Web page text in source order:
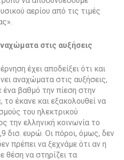
αερίου από τις τιμές
στις αυξήσεις
έχει αποδείξει ότι και
αναχώματα στις αυξήσεις,
βαθμό την πίεση στην
το έκανε και εξακολουθεί να
του ηλεκτρικού
την ελληνική κοινωνία το
δισ. ευρώ. Οι πόροι, όμως, δεν
πρέπει να ξεχνάμε ότι αν η
θέση να στηρίζει τα